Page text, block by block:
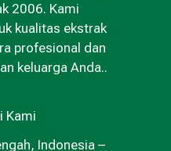
2006. Kami
kualitas ekstrak
profesional dan
keluarga Anda..
Kami
Indonesia –